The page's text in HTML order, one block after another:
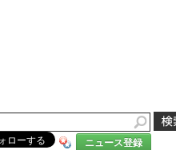
ニュース登録